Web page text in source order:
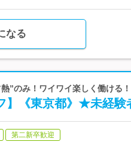
なる
”のみ！ワイワイ楽しく働ける！
】《東京都》★未経験
第二新卒歓迎